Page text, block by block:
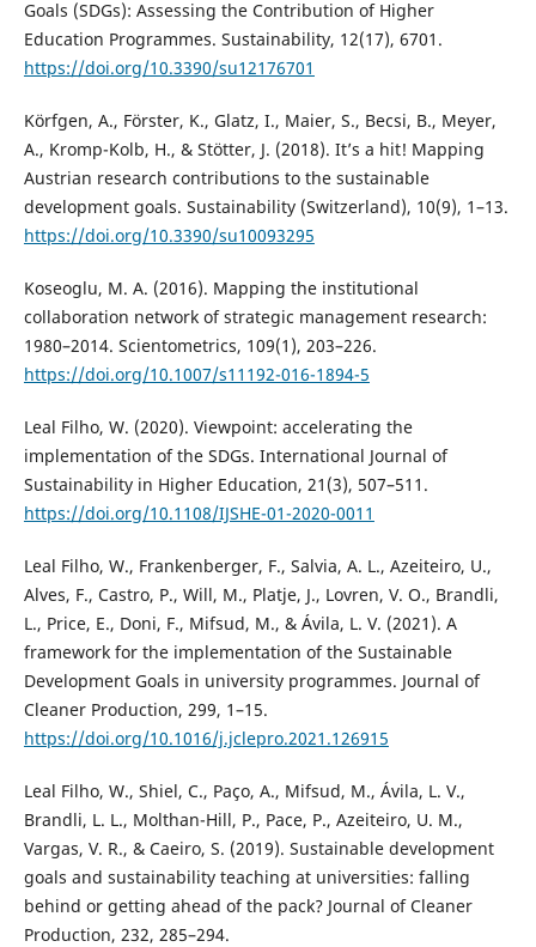
Goals (SDGs): Assessing the Contribution of Higher
Education Programmes. Sustainability, 12(17), 6701.
https://doi.org/10.3390/su12176701
Körfgen, A., Förster, K., Glatz, I., Maier, S., Becsi, B., Meyer,
A., Kromp-Kolb, H., & Stötter, J. (2018). It’s a hit! Mapping
Austrian research contributions to the sustainable
development goals. Sustainability (Switzerland), 10(9), 1–13.
https://doi.org/10.3390/su10093295
Koseoglu, M. A. (2016). Mapping the institutional
collaboration network of strategic management research:
1980–2014. Scientometrics, 109(1), 203–226.
https://doi.org/10.1007/s11192-016-1894-5
Leal Filho, W. (2020). Viewpoint: accelerating the
implementation of the SDGs. International Journal of
Sustainability in Higher Education, 21(3), 507–511.
https://doi.org/10.1108/IJSHE-01-2020-0011
Leal Filho, W., Frankenberger, F., Salvia, A. L., Azeiteiro, U.,
Alves, F., Castro, P., Will, M., Platje, J., Lovren, V. O., Brandli,
L., Price, E., Doni, F., Mifsud, M., & Ávila, L. V. (2021). A
framework for the implementation of the Sustainable
Development Goals in university programmes. Journal of
Cleaner Production, 299, 1–15.
https://doi.org/10.1016/j.jclepro.2021.126915
Leal Filho, W., Shiel, C., Paço, A., Mifsud, M., Ávila, L. V.,
Brandli, L. L., Molthan-Hill, P., Pace, P., Azeiteiro, U. M.,
Vargas, V. R., & Caeiro, S. (2019). Sustainable development
goals and sustainability teaching at universities: falling
behind or getting ahead of the pack? Journal of Cleaner
Production, 232, 285–294.